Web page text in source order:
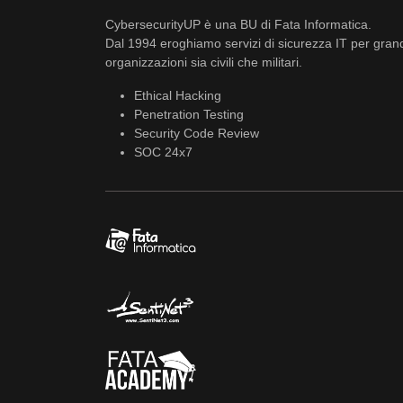
CybersecurityUP è una BU di Fata Informatica.
Dal 1994 eroghiamo servizi di sicurezza IT per
organizzazioni sia civili che militari.
Ethical Hacking
Penetration Testing
Security Code Review
SOC 24x7